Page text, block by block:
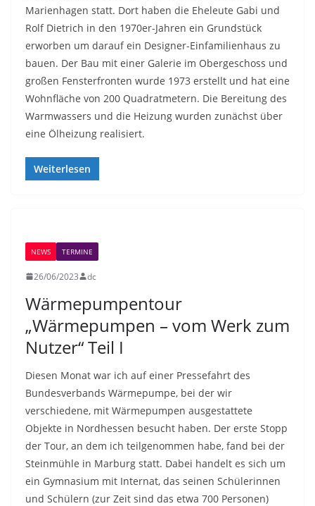
Marienhagen statt. Dort haben die Eheleute Gabi und
Rolf Dietrich in den 1970er-Jahren ein Grundstück
erworben um darauf ein Designer-Einfamilienhaus zu
bauen. Der Bau mit einer Galerie im Obergeschoss und
großen Fensterfronten wurde 1973 erstellt und hat eine
Wohnfläche von 200 Quadratmetern. Die Bereitung des
Warmwassers und die Heizung wurden zunächst über
eine Ölheizung realisiert.
Weiterlesen
NEWS TERMINE
26/06/2023 dc
Wärmepumpentour
„Wärmepumpen – vom Werk zum
Nutzer“ Teil I
Diesen Monat war ich auf einer Pressefahrt des
Bundesverbands Wärmepumpe, bei der wir
verschiedene, mit Wärmepumpen ausgestattete
Objekte in Nordhessen besucht haben. Der erste Stopp
der Tour, an dem ich teilgenommen habe, fand bei der
Steinmühle in Marburg statt. Dabei handelt es sich um
ein Gymnasium mit Internat, das seinen Schülerinnen
und Schülern (zur Zeit sind das etwa 700 Personen)